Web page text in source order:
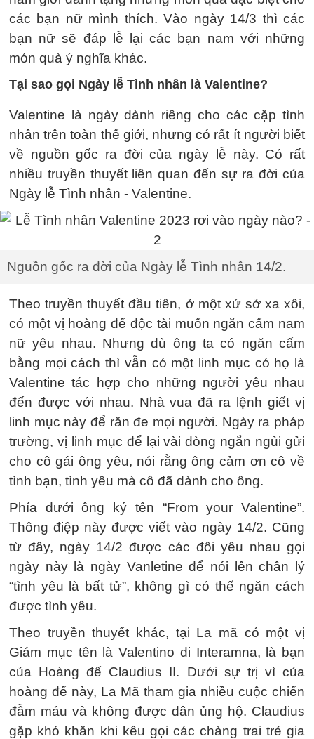
các bạn nữ mình thích. Vào ngày 14/3 thì các
bạn nữ sẽ đáp lễ lại các bạn nam với những
món quà ý nghĩa khác.
Tại sao gọi Ngày lễ Tình nhân là Valentine?
Valentine là ngày dành riêng cho các cặp tình
nhân trên toàn thế giới, nhưng có rất ít người biết
về nguồn gốc ra đời của ngày lễ này. Có rất
nhiều truyền thuyết liên quan đến sự ra đời của
Ngày lễ Tình nhân - Valentine.
Nguồn gốc ra đời của Ngày lễ Tình nhân 14/2.
Theo truyền thuyết đầu tiên, ở một xứ sở xa xôi,
có một vị hoàng đế độc tài muốn ngăn cấm nam
nữ yêu nhau. Nhưng dù ông ta có ngăn cấm
bằng mọi cách thì vẫn có một linh mục có họ là
Valentine tác hợp cho những người yêu nhau
đến được với nhau. Nhà vua đã ra lệnh giết vị
linh mục này để răn đe mọi người. Ngày ra pháp
trường, vị linh mục để lại vài dòng ngắn ngủi gửi
cho cô gái ông yêu, nói rằng ông cảm ơn cô về
tình bạn, tình yêu mà cô đã dành cho ông.
Phía dưới ông ký tên “From your Valentine”.
Thông điệp này được viết vào ngày 14/2. Cũng
từ đây, ngày 14/2 được các đôi yêu nhau gọi
ngày này là ngày Vanletine để nói lên chân lý
“tình yêu là bất tử”, không gì có thể ngăn cách
được tình yêu.
Theo truyền thuyết khác, tại La mã có một vị
Giám mục tên là Valentino di Interamna, là bạn
của Hoàng đế Claudius II. Dưới sự trị vì của
hoàng đế này, La Mã tham gia nhiều cuộc chiến
đẫm máu và không được dân ủng hộ. Claudius
gặp khó khăn khi kêu gọi các chàng trai trẻ gia